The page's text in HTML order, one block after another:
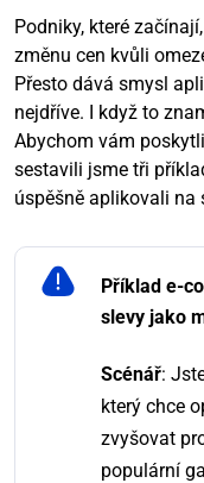
Podniky, které
změnu cen kvůli
Přesto dává smysl
nejdříve. I když to
Abychom vám
sestavili jsme tři
úspěšně aplikovali na
Příklad e-
slevy jako
Scénář:
který chce
zvyšovat
populární